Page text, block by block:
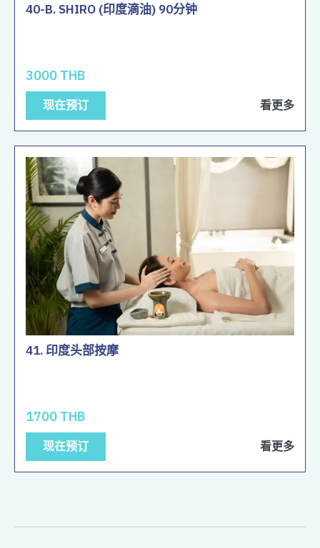
40-B. SHIRO (印度滴油) 90分钟
3000 THB
现在预订 看更多
41. 印度头部按摩
1700 THB
现在预订 看更多